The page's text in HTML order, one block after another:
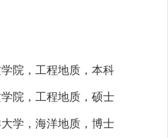
学院，工程地质，本科
学院，工程地质，硕士
大学，海洋地质，博士